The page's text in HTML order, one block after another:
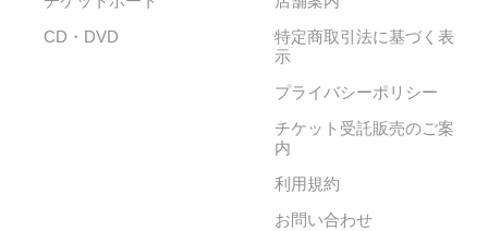
CD・DVD
特定商取引法に基づく表
示
プライバシーポリシー
チケット受託販売のご案
内
利用規約
お問い合わせ